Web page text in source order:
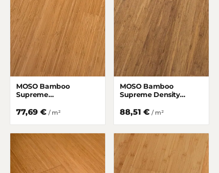
MOSO Bamboo
Supreme
Gedämpft matt lackiert
77,69 € / m²
MOSO Bamboo
Supreme Density
88,51 € / m²